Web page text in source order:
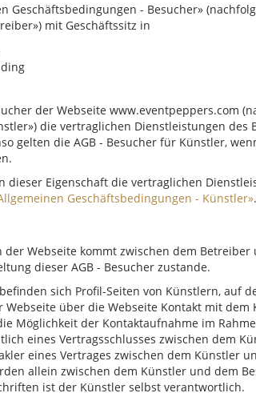
Geschäftsbedingungen - Besucher»
mit Geschäftssitz in
der Webseite www.eventpeppers.com
die vertraglichen Dienstleistungen
gelten die AGB - Besucher für Künstler,
dieser Eigenschaft die vertraglichen
Geschäftsbedingungen - Künstler».
der Webseite kommt zwischen dem
dieser AGB - Besucher zustande.
sich Profil-Seiten von Künstlern, auf
Webseite über die Webseite Kontakt mit
Möglichkeit der Kontaktaufnahme im
eines Vertragsschlusses zwischen dem
eines Vertrages zwischen dem Künstler
allein zwischen dem Künstler und dem
ist der Künstler selbst verantwortlich.